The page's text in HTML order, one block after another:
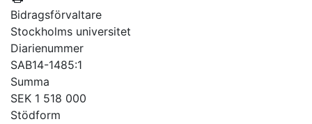
Bidragsförvaltare
Stockholms universitet
Diarienummer
SAB14-1485:1
Summa
SEK 1 518 000
Stödform